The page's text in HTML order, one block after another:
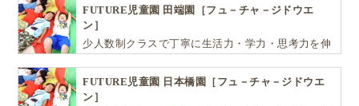
FUTURE児童園 田端園［フュ－チャ－ジドウエ
ン］
少人数制クラスで丁寧に生活力・学力・思考力を伸
FUTURE児童園 日本橋園［フュ－チャ－ジドウエ
ン］